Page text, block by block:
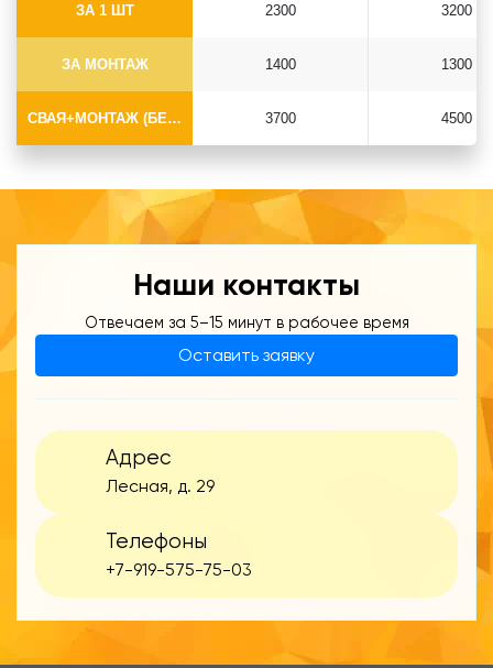
ЗА 1 ШТ
ЗА МОНТАЖ
СВАЯ+МОНТАЖ (БЕЗ ОГОЛОВКА)
2300
1400
3700
3200
1300
4500
Наши контакты
Отвечаем за 5–15 минут в рабочее время
Оставить заявку
Адрес
Лесная, д. 29
Телефоны
+7-919-575-75-03